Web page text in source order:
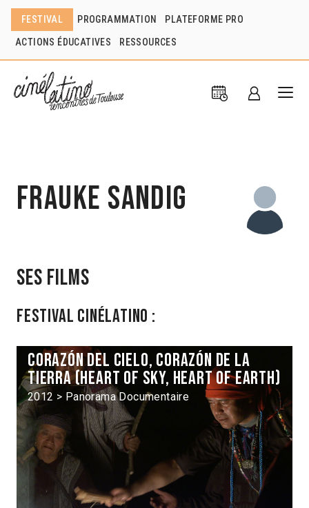
FESTIVAL PROGRAMMATION PLATEFORME PRO
ACTIONS ÉDUCATIVES RESSOURCES
Frauke Sandig
Ses films
Festival Cinélatino :
Corazón del cielo, corazón de la
tierra (Heart of Sky, Heart of Earth)
2012 > Panorama Documentaire